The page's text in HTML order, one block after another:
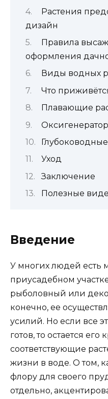
Растения
дизайн
Правила
оформления
Виды водных
Что
Плавающие
Уход
Заключение
Полезные
Введение
У многих людей есть
приусадебном
рыболовный или
конечно, ее
усилий. Но если все
готов, то остается
соответствующие
жизни в воде. О том,
флору для своего
отдельно,